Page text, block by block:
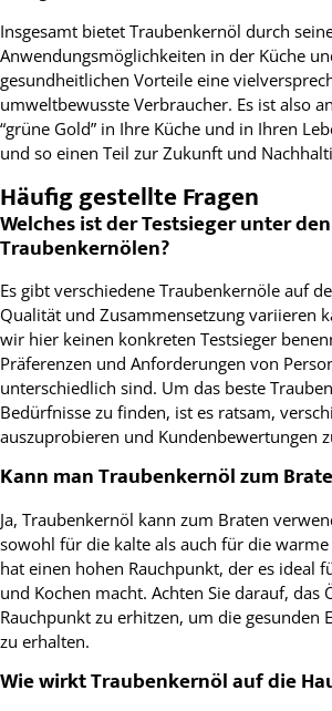
Insgesamt bietet Traubenkernöl durch
Anwendungsmöglichkeiten in der Küche
gesundheitlichen Vorteile eine
umweltbewusste Verbraucher. Es ist also
“grüne Gold” in Ihre Küche und in Ihren
und so einen Teil zur Zukunft und
Häufig gestellte Fragen
Welches ist der Testsieger unter den
Traubenkernölen?
Es gibt verschiedene Traubenkernöle auf
Qualität und Zusammensetzung variieren
wir hier keinen konkreten Testsieger
Präferenzen und Anforderungen von
unterschiedlich sind. Um das beste
Bedürfnisse zu finden, ist es ratsam,
auszuprobieren und Kundenbewertungen
Kann man Traubenkernöl zum
Ja, Traubenkernöl kann zum Braten
sowohl für die kalte als auch für die warme
hat einen hohen Rauchpunkt, der es ideal
und Kochen macht. Achten Sie darauf, das
Rauchpunkt zu erhitzen, um die gesunden
zu erhalten.
Wie wirkt Traubenkernöl auf die